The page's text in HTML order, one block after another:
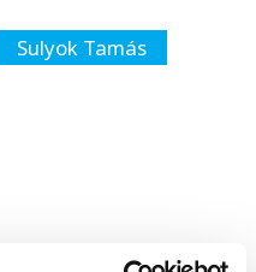
Sulyok Tamás